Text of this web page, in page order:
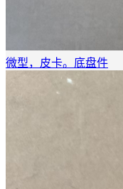
微型，皮卡。底盘件